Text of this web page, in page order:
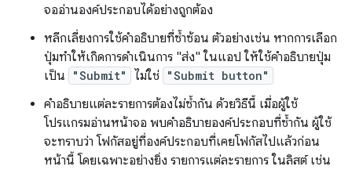
จออ่านองค์ประกอบได้อย่างถูกต้อง
หลีกเลี่ยงการใช้คำอธิบายที่ซ้ำซ้อน ตัวอย่างเช่น หากการเลือก
ปุ่มทำให้เกิดการดำเนินการ "ส่ง" ในแอป ให้ใช้คำอธิบายปุ่ม
เป็น
"Submit" ไม่ใช่ "Submit button"
คำอธิบายแต่ละรายการต้องไม่ซ้ำกัน ด้วยวิธีนี้ เมื่อผู้ใช้
โปรแกรมอ่านหน้าจอ พบคำอธิบายองค์ประกอบที่ซ้ำกัน ผู้ใช้
จะทราบว่า โฟกัสอยู่ที่องค์ประกอบที่เคยโฟกัสไปแล้วก่อน
หน้านี้ โดยเฉพาะอย่างยิ่ง รายการแต่ละรายการ ในลิสต์ เช่น